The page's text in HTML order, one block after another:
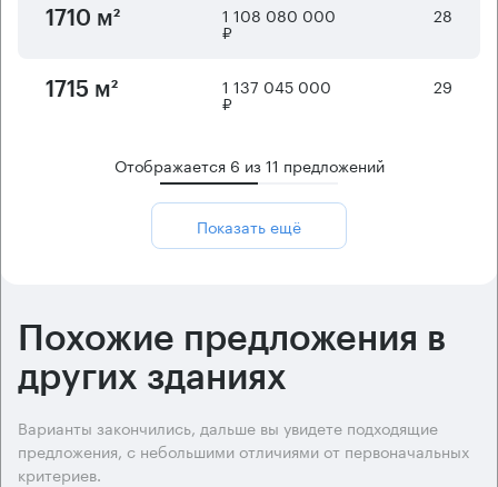
1710 м² 1 108 080 000
₽
28
1715 м² 1 137 045 000
₽
29
Отображается 6 из11 предложений
Показать ещё
Похожие предложения в
других зданиях
Варианты закончились, дальше вы увидете подходящие
предложения, с небольшими отличиями от первоначальных
критериев.